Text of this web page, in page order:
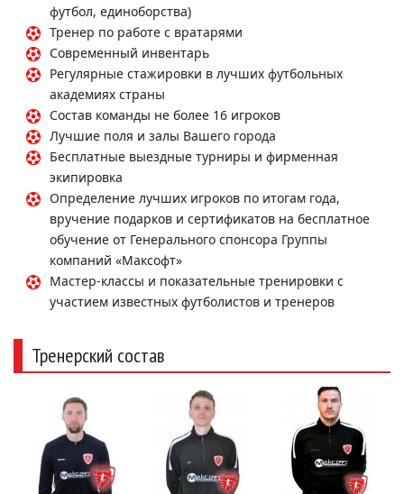
футбол, единоборства)
Тренер по работе с вратарями
Современный инвентарь
Регулярные стажировки в лучших футбольных
академиях страны
Состав команды не более 16 игроков
Лучшие поля и залы Вашего города
Бесплатные выездные турниры и фирменная
экипировка
Определение лучших игроков по итогам года,
вручение подарков и сертификатов на бесплатное
обучение от Генерального спонсора Группы
компаний «Максофт»
Мастер-классы и показательные тренировки с
участием известных футболистов и тренеров
Тренерский состав